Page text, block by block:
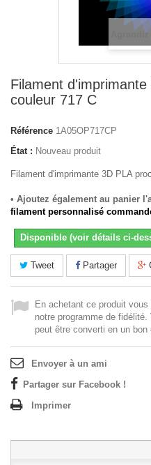
Filament
couleur 717 C
Référence 1A05OP717CP
État : Nouveau produit
Filament d'imprimante 3D PLA
• Ajoutez également au panier
filament personnalisé
Disponible (voir détails ci-
Tweet Partager
En achetant ce produit
notre programme de
peut être converti en un
Envoyer à un ami
Partager sur Facebook !
Imprimer